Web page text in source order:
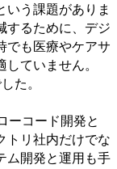
いう課題がありま
するために、デジ
でも医療やケアサ
ていません。
た。
ーコード開発と
トリ社内だけでな
ム開発と運用も手